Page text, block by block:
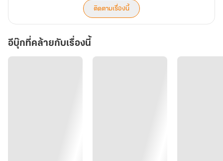
ติดตามเรื่องนี้
อีบุ๊กที่คล้ายกับเรื่องนี้